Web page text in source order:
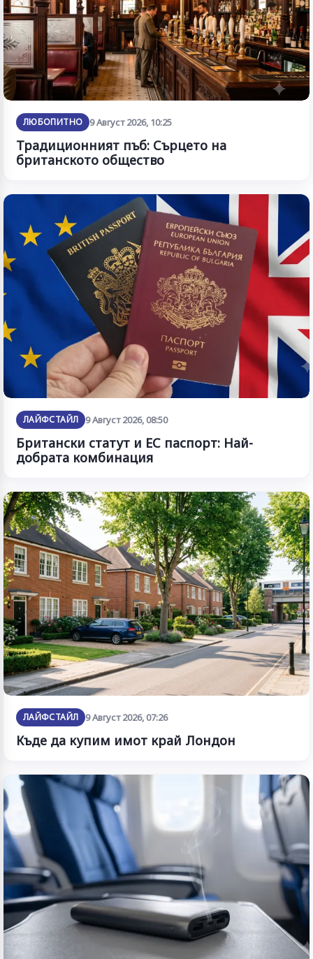
ЛЮБОПИТНО 9 Август 2026, 10:25
Традиционният пъб: Сърцето на
британското общество
ЛАЙФСТАЙЛ 9 Август 2026, 08:50
Британски статут и ЕС паспорт: Най-
добрата комбинация
ЛАЙФСТАЙЛ 9 Август 2026, 07:26
Къде да купим имот край Лондон